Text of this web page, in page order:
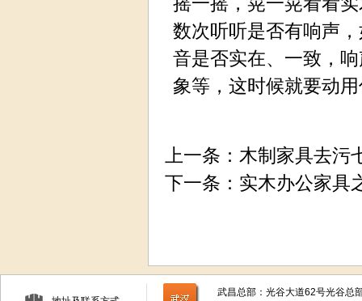
数次听听是否有响声
音是否实在、一致，
象等，这时候就要动
上一条： 木制家具去污
下一条： 实木办公家具
武昌总部：光谷大道62号光谷总